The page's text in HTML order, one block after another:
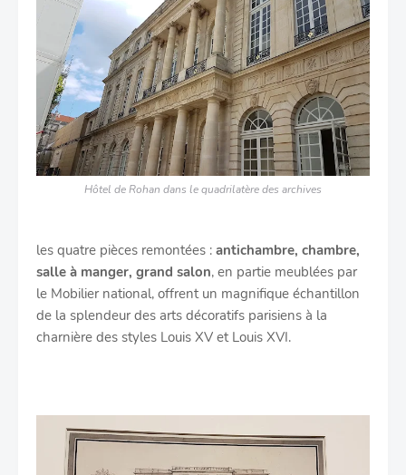
Hôtel de Rohan dans le quadrilatère des archives
les quatre pièces remontées : antichambre, chambre,
salle à manger, grand salon, en partie meublées par
le Mobilier national, offrent un magnifique échantillon
de la splendeur des arts décoratifs parisiens à la
charnière des styles Louis XV et Louis XVI.